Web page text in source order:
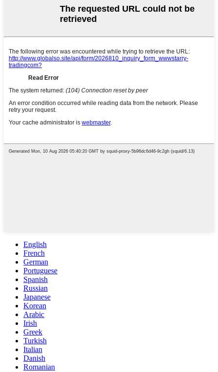
English
French
German
Portuguese
Spanish
Russian
Japanese
Korean
Arabic
Irish
Greek
Turkish
Italian
Danish
Romanian